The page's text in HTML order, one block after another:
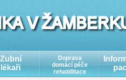
Zubní
lékaři
Doprava
domácí péče
rehabilitace